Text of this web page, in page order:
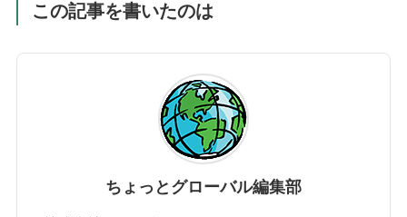
この記事を書いたのは
ちょっとグローバル編集部